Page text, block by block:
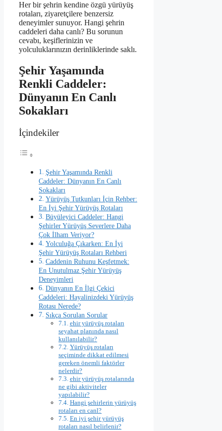
Her bir şehrin kendine özgü yürüyüş
rotaları, ziyaretçilere benzersiz
deneyimler sunuyor. Hangi şehrin
caddeleri daha canlı? Bu sorunun
cevabı, keşiflerinizin ve
yolculuklarınızın derinliklerinde saklı.
Şehir Yaşamında
Renkli Caddeler:
Dünyanın En Canlı
Sokakları
İçindekiler
Şehir Yaşamında Renkli
Caddeler: Dünyanın En Canlı
Sokakları
Yürüyüş Tutkunları İçin Rehber:
En İyi Şehir Yürüyüş Rotaları
Büyüleyici Caddeler: Hangi
Şehirler Yürüyüş Severlere Daha
Çok İlham Veriyor?
Yolculuğa Çıkarken: En İyi
Şehir Yürüyüş Rotaları Rehberi
Caddenin Ruhunu Keşfetmek:
En Unutulmaz Şehir Yürüyüş
Deneyimleri
Dünyanın En İlgi Çekici
Caddeleri: Hayalinizdeki Yürüyüş
Rotası Nerede?
Sıkça Sorulan Sorular
ehir yürüyüş rotaları
seyahat planında nasıl
kullanılabilir?
Yürüyüş rotaları
seçiminde dikkat edilmesi
gereken önemli faktörler
nelerdir?
ehir yürüyüş rotalarında
ne gibi aktiviteler
yapılabilir?
Hangi şehirlerin yürüyüş
rotaları en canl?
En iyi şehir yürüyüş
rotaları nasıl belirlenir?